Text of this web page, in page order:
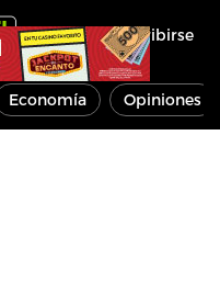
Inscribirse
Economía Opiniones